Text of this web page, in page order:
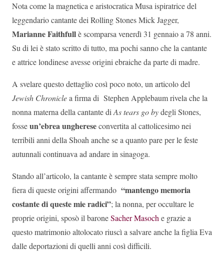
Nota come la magnetica e aristocratica Musa ispiratrice del
leggendario cantante dei Rolling Stones Mick Jagger,
Marianne Faithfullè scomparsa venerdì 31 gennaio a 78 anni.
Su di lei è stato scritto di tutto, ma pochi sanno che la cantante
e attrice londinese avesse origini ebraiche da parte di madre.
A svelare questo dettaglio così poco noto, un articolo del
Jewish Chroniclea firma di Stephen Applebaum rivela che la
nonna materna della cantante diAs tears go bydegli Stones,
fosseun’ebrea unghereseconvertita al cattolicesimo nei
terribili anni della Shoah anche se a quanto pare per le feste
autunnali continuava ad andare in sinagoga.
Stando all’articolo, la cantante è sempre stata sempre molto
fiera di queste origini affermando “mantengo memoria
costante di queste mie radici”; la nonna, per occultare le
proprie origini, sposò il baroneSacher Masoche grazie a
questo matrimonio altolocato riuscì a salvare anche la figlia Eva
dalle deportazioni di quelli anni così difficili.